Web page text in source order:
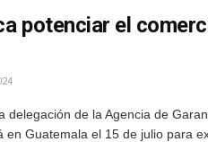
potenciar el
delegación de la Agencia de
Guatemala el 15 de julio para